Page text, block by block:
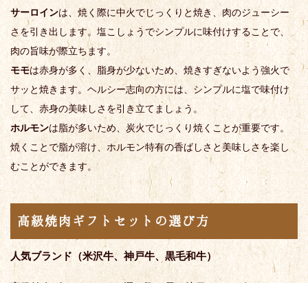
サーロインは、焼く際に中火でじっくりと焼き、肉のジューシー
さを引き出します。塩こしょうでシンプルに味付けすることで、
肉の旨味が際立ちます。
モモは赤身が多く、脂身が少ないため、焼きすぎないよう強火で
サッと焼きます。ヘルシー志向の方には、シンプルに塩で味付け
して、赤身の美味しさを引き立てましょう。
ホルモンは脂が多いため、炭火でじっくり焼くことが重要です。
焼くことで脂が溶け、ホルモン特有の香ばしさと美味しさを楽し
むことができます。
高級焼肉ギフトセットの選び方
人気ブランド（米沢牛、神戸牛、黒毛和牛）